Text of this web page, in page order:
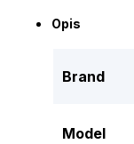
Opis
Brand
Model